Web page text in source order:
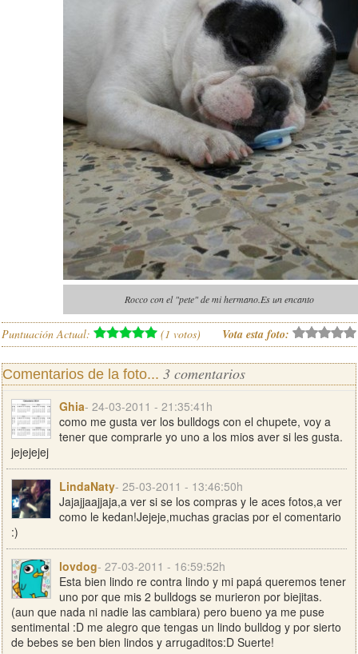
Rocco con el "pete" de mi hermano.Es un encanto
Puntuación Actual: (1 votos) Vota esta foto:
Comentarios de la foto... 3 comentarios
Ghia- 24-03-2011 - 21:35:41h
como me gusta ver los bulldogs con el chupete, voy a
tener que comprarle yo uno a los mios aver si les gusta.
jejejejej
LindaNaty- 25-03-2011 - 13:46:50h
Jajajjaajjaja,a ver si se los compras y le aces fotos,a ver
como le kedan!Jejeje,muchas gracias por el comentario
:)
lovdog- 27-03-2011 - 16:59:52h
Esta bien lindo re contra lindo y mi papá queremos tener
uno por que mis 2 bulldogs se murieron por biejitas.
(aun que nada ni nadie las cambiara) pero bueno ya me puse
sentimental :D me alegro que tengas un lindo bulldog y por sierto
de bebes se ben bien lindos y arrugaditos:D Suerte!